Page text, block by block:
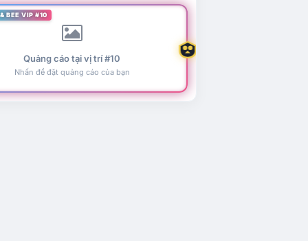
BEE VIP #10
Quảng cáo tại vị trí #10
Nhấn để đặt quảng cáo của bạn